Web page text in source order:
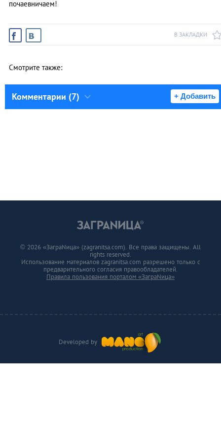
почаевничаем!
В ЗАКЛАДКИ
Смотрите также:
Комментарии (7) + Добавить
Developed by
© 2026 «ЗаграNица» (zagranitsa.com). Все права защищены. All
rights reserved.
Использование материалов zagranitsa.com разрешено только с
предварительного согласия правообладателей.
Правила пользования порталом «ЗаграNица»